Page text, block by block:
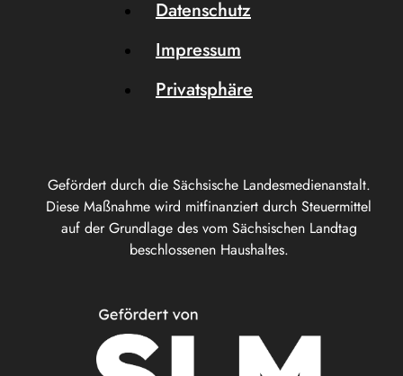
Gefördert durch die Sächsische Landesmedienanstalt.
Diese Maßnahme wird mitfinanziert durch Steuermittel
auf der Grundlage des vom Sächsischen Landtag
beschlossenen Haushaltes.
Datenschutz
Impressum
Privatsphäre